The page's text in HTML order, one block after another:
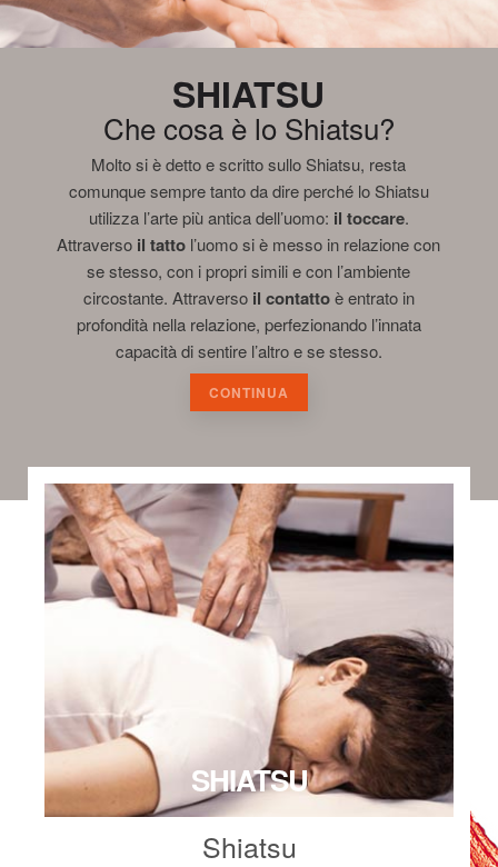
SHIATSU
Che cosa è lo Shiatsu?
Molto si è detto e scritto sullo Shiatsu, resta
comunque sempre tanto da dire perché lo Shiatsu
utilizza l’arte più antica dell’uomo: il toccare.
Attraverso il tatto l’uomo si è messo in relazione con
se stesso, con i propri simili e con l’ambiente
circostante. Attraverso il contattoè entrato in
profondità nella relazione, perfezionando l’innata
capacità di sentire l’altro e se stesso.
CONTINUA
SHIATSU
Shiatsu